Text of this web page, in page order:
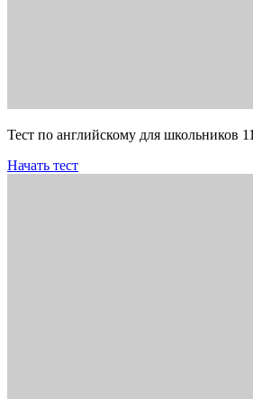
Тест по английскому для школьников
Начать тест